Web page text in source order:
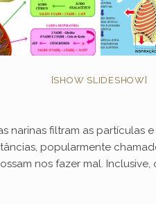
[SHOW SLIDESHOW]
narinas filtram as
popularmente
nos fazer mal.